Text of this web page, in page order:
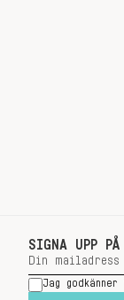
SIGNA UPP PÅ
Jag godkänner